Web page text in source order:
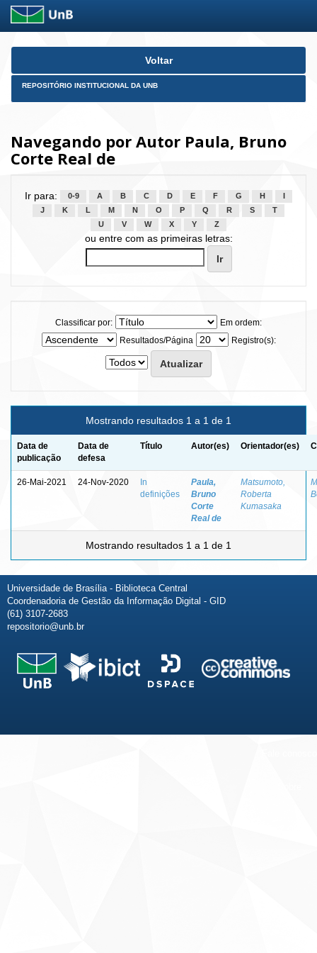
Skip
Voltar
REPOSITÓRIO INSTITUCIONAL DA UNB
Navegando por Autor Paula, Bruno
Corte Real de
Ir para: 0-9 A B C D E F G H
J
K L M N O P Q R S
T
U
V W X Y Z
ou entre com as primeiras letras:
Classificar por:
Em ordem:
Resultados/Página
Registro(s):
Mostrando resultados 1 a 1 de 1
Data de
publicação
Data de
defesa
Título Autor(es) Orientador(es)
26-Mai-2021 24-Nov-2020
In
definições
Paula,
Bruno
Corte
Real de
Matsumoto,
Roberta
Kumasaka
Mostrando resultados 1 a 1 de 1
Universidade de Brasília - Biblioteca Central
Coordenadoria de Gestão da Informação Digital - GID
(61) 3107-2683
repositorio@unb.br